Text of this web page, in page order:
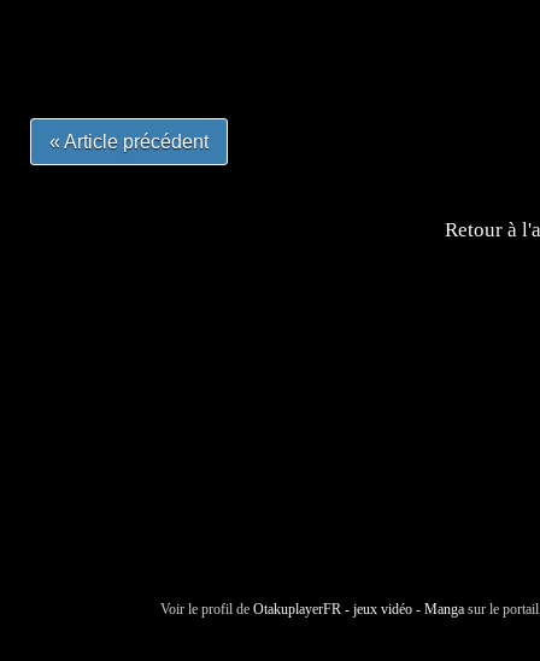
« Article précédent
Retour à
Voir le profil de OtakuplayerFR - jeux vidéo - Manga sur le